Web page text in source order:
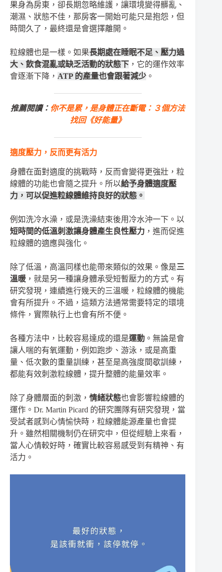
果身為房東，卻長期忽略維護，讓環境變得髒亂、
潮濕、狀態不佳，那房客一開始可能只是抱怨，但
時間久了，最終還是會選擇離開。
粒線體也是一樣。如果長期處在睡眠不足、壓力過
大、飲食混亂或缺乏活動的狀態下 ，它的運作效率
會逐漸下降， ATP 的產量也會跟著減少 。
推薦閱讀： 你不是累，是身體正在斷電：３個方法
找回《好能量》
適度壓力，反而更有活力
身體在面對適度的挑戰時，反而會變得更強壯，粒
線體的功能也會隨之提升。所以給予身體適度壓
力，可以促進粒線體維持良好的狀態。
例如洗冷水澡，或是洗澡結束後用冷水沖一下。以
短時間的低溫刺激讓身體產生良性壓力 ，進而促進
粒線體的適應與強化。
除了低溫，高溫同樣也能帶來類似的效果。像是三
溫暖 ，就是另一種讓身體承受短暫壓力的方式。有
研究發現，連續進行幾天的三溫暖，粒線體的機能
會有所提升。不過，這類方法通常需要特定的環境
條件，實際執行上也會有所不便。
各種方法中，比較容易達成的還是運動 。無論是會
讓人喘的有氧運動，例如跑步、游泳，或是高重
量、低次數的重量訓練，甚至是高強度間歇訓練，
都能有效刺激粒線體，提升整體的能量效率。
除了身體層面的刺激， 情緒狀態也會影響粒線體的
運作。Dr. Martin Picard 的研究團隊有研究發現，當
受試者感到心情愉快時，粒線體能源產量也會提
升。雖然相關機制仍在研究中，但從經驗上來看，
當人心情較好時，確實比較容易感受到有精神、有
活力。